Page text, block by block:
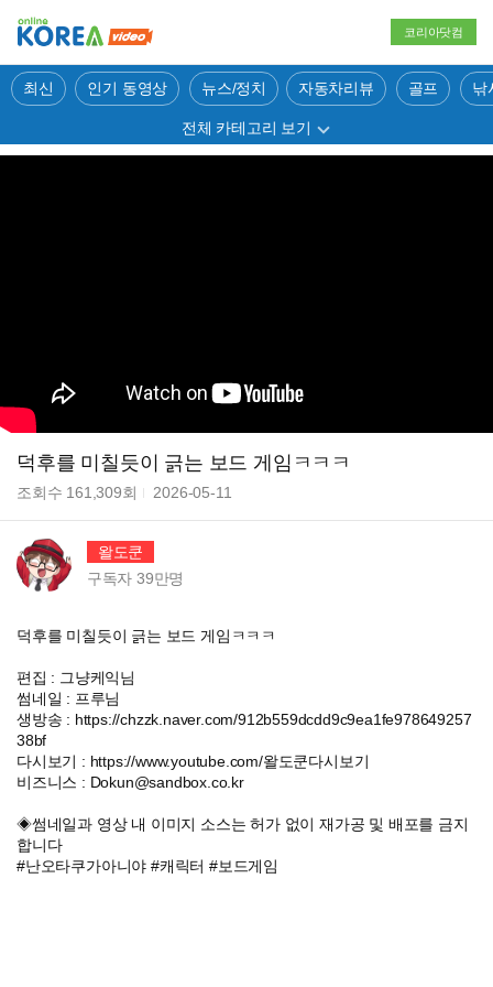
코리아닷컴
최신 인기 동영상 뉴스/정치 자동차리뷰 골프 낚
전체 카테고리 보기
덕후를 미칠듯이 긁는 보드 게임ㅋㅋㅋ
조회수 161,309회 2026-05-11
왈도쿤
구독자39만명
덕후를 미칠듯이 긁는 보드 게임ㅋㅋㅋ
편집 : 그냥케익님
썸네일 : 프루님
생방송 : https://chzzk.naver.com/912b559dcdd9c9ea1fe978649257
38bf
다시보기 : https://www.youtube.com/왈도쿤다시보기
비즈니스 : Dokun@sandbox.co.kr
◈썸네일과 영상 내 이미지 소스는 허가 없이 재가공 및 배포를 금지
합니다
#난오타쿠가아니야 #캐릭터 #보드게임